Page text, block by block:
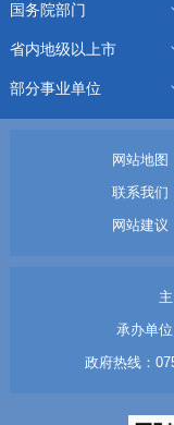
国务院部门
省内地级以上市
部分事业单位
网站地图
联系我们
网站建议
承办单
政府热线：